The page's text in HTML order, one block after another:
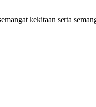
kekitaan serta